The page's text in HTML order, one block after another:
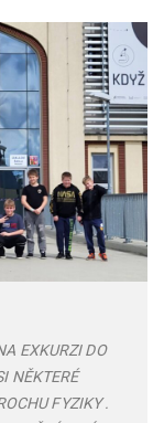
EXKURZI DO
NĚKTERÉ
FYZIKY .